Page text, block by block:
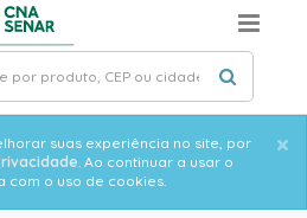
×
suas experiência no site, por
. Ao continuar a usar o
com o uso de cookies.